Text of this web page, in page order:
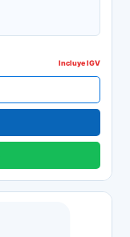
Incluye IGV